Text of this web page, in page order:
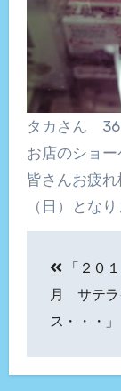
タカさん
お店のショ
皆さんお疲
（日）となり
稿
ナ
ビ
「２０
月 サテラ
ス・・・」